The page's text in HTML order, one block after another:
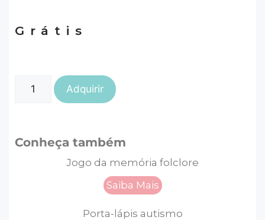
Grátis
Adquirir
Conheça também
Jogo da memória folclore
Saiba Mais
Porta-lápis autismo